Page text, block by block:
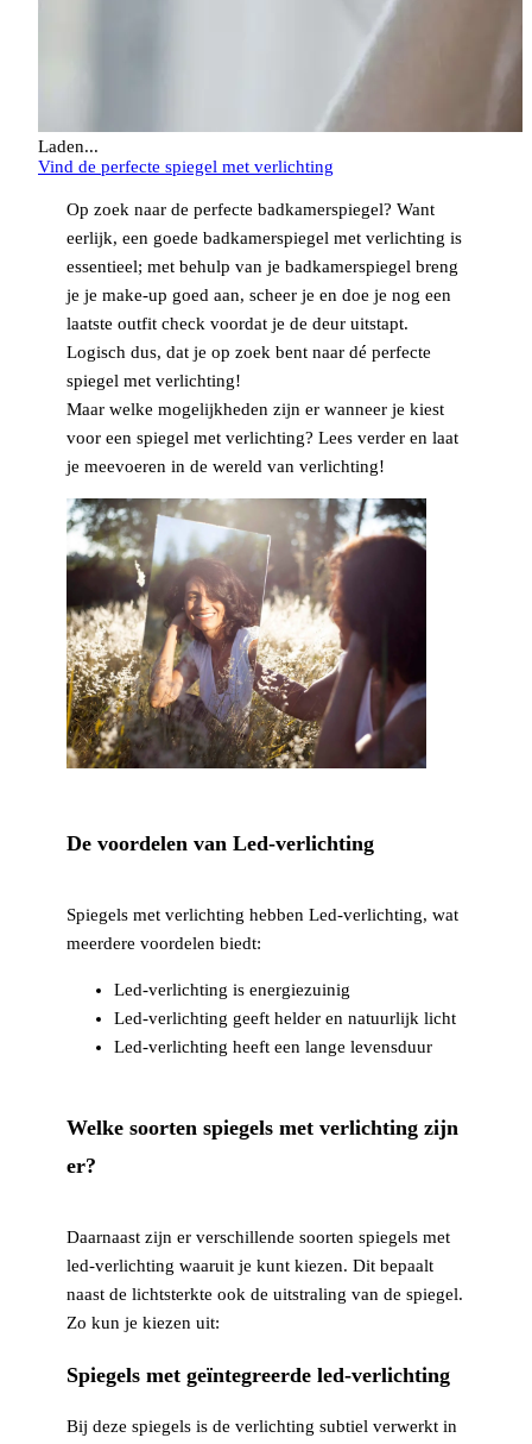
Laden...
Vind de perfecte spiegel met verlichting
Op zoek naar de perfecte badkamerspiegel? Want
eerlijk, een goede badkamerspiegel met verlichting is
essentieel; met behulp van je badkamerspiegel breng
je je make-up goed aan, scheer je en doe je nog een
laatste outfit check voordat je de deur uitstapt.
Logisch dus, dat je op zoek bent naar dé perfecte
spiegel met verlichting!
Maar welke mogelijkheden zijn er wanneer je kiest
voor een spiegel met verlichting? Lees verder en laat
je meevoeren in de wereld van verlichting!
De voordelen van Led-verlichting
Spiegels met verlichting hebben Led-verlichting, wat
meerdere voordelen biedt:
Led-verlichting is energiezuinig
Led-verlichting geeft helder en natuurlijk licht
Led-verlichting heeft een lange levensduur
Welke soorten spiegels met verlichting zijn
er?
Daarnaast zijn er verschillende soorten spiegels met
led-verlichting waaruit je kunt kiezen. Dit bepaalt
naast de lichtsterkte ook de uitstraling van de spiegel.
Zo kun je kiezen uit:
Spiegels met geïntegreerde led-verlichting
Bij deze spiegels is de verlichting subtiel verwerkt in